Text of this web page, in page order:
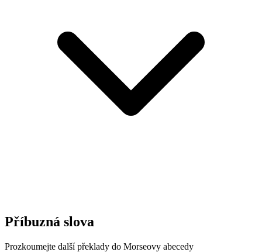
Příbuzná slova
Prozkoumejte další překlady do Morseovy abecedy